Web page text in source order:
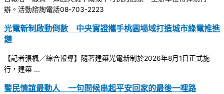
辦。活動諮詢電話08-703-2223
光電新制啟動倒數 中央實證攜手桃園場域打造城市綠電推進
鏈
【記者張楓／綜合報導】隨著建築光電新制於2026年8月1日正式施
行，建築 ...
警民情誼最動人 一句問候串起平安回家的最後一哩路